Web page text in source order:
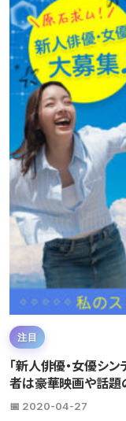
注目
「新人俳優・女優シ
者は豪華映画や話題
📅 2020-04-27